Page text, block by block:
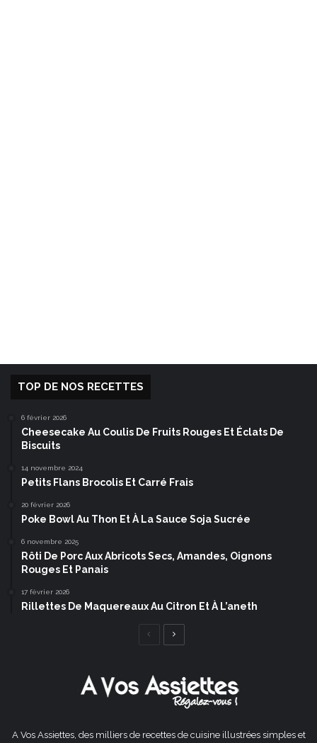
TOP DE NOS RECETTES
6 février 2026
Cheesecake Au Coulis De Fruits Rouges Et Éclats De
Biscuits
14 novembre 2024
Petits Flans Brocolis Et Carré Frais
20 février 2026
Poke Bowl Au Thon Et À La Sauce Soja Sucrée
6 novembre 2025
Rôti De Porc Aux Abricots Secs, Amandes, Oignons
Rouges Et Panais
17 février 2026
Rillettes De Maquereaux Au Citron Et À L’aneth
Page
A Vos Assiettes, des milliers de recettes de cuisine illustrées simples et